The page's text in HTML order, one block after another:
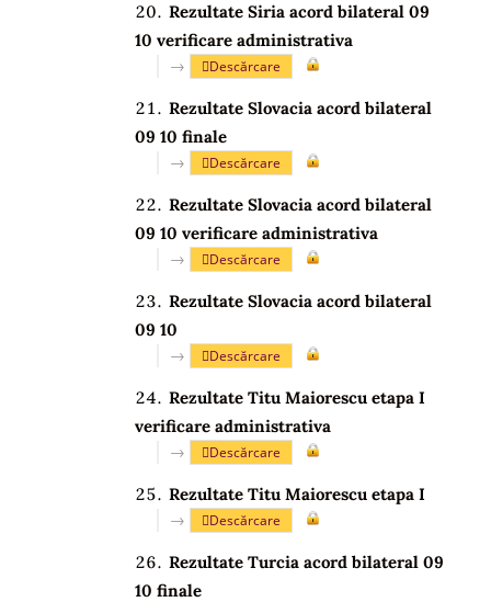
Rezultate Siria acord bilateral 09
10 verificare administrativa
→ Descărcare
Rezultate Slovacia acord bilateral
09 10 finale
→ Descărcare
Rezultate Slovacia acord bilateral
09 10 verificare administrativa
→ Descărcare
Rezultate Slovacia acord bilateral
09 10
→ Descărcare
Rezultate Titu Maiorescu etapa I
verificare administrativa
→ Descărcare
Rezultate Titu Maiorescu etapa I
→ Descărcare
Rezultate Turcia acord bilateral 09
10 finale